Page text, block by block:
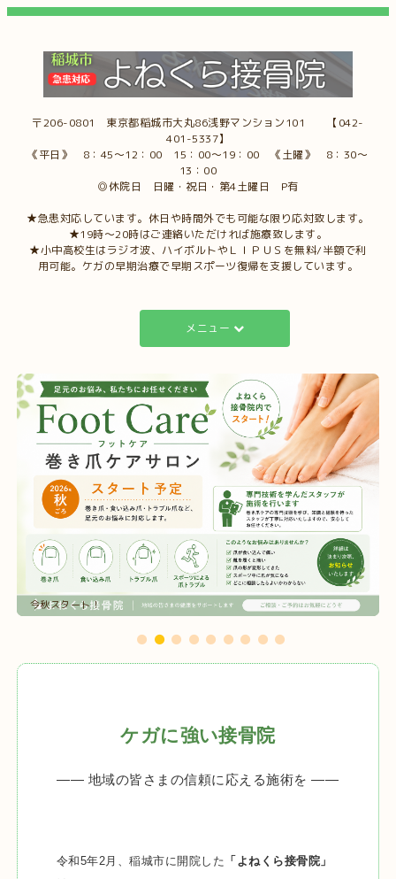
〒206-0801 東京都稲城市大丸86浅野マンション101 【042-
401-5337】
《平日》 8：45～12：00 15：00～19：00 《土曜》 8：30～
13：00
◎休院日 日曜・祝日・第4土曜日 P有
★急患対応しています。休日や時間外でも可能な限り応対致します。
★19時～20時はご連絡いただければ施療致します。
★小中高校生はラジオ波、ハイボルトやＬＩＰＵＳを無料/半額で利
用可能。ケガの早期治療で早期スポーツ復帰を支援しています。
メニュー
今秋スタート！
ケガに強い接骨院
―― 地域の皆さまの信頼に応える施術を ――
令和5年2月、稲城市に開院した 「よねくら接骨院」